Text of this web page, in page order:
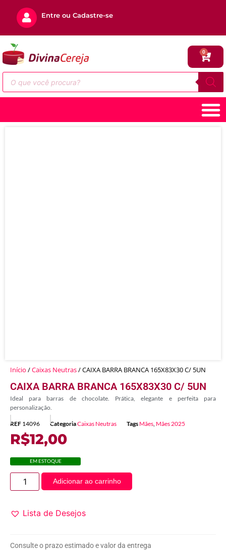
Entre ou Cadastre-se
0
Início /Caixas Neutras/ CAIXA BARRA BRANCA 165X83X30 C/ 5UN
CAIXA BARRA BRANCA 165X83X30 C/ 5UN
Ideal para barras de chocolate. Prática, elegante e perfeita para
personalização.
REF 14096 CategoriaCaixas Neutras Tags Mães, Mães 2025
R$12,00
EM ESTOQUE
Adicionar ao carrinho
Lista de Desejos
Consulte o prazo estimado e valor da entrega